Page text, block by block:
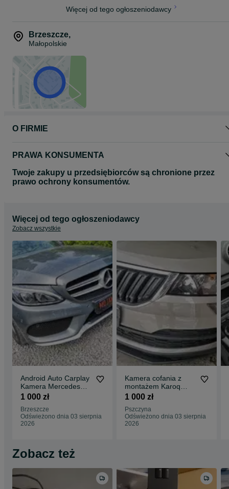
Więcej od tego ogłoszeniodawcy
Brzeszcze,
Małopolskie
O FIRMIE
PRAWA KONSUMENTA
Twoje zakupy u przedsiębiorców są chronione przez
prawo ochrony konsumentów.
Więcej od tego ogłoszeniodawcy
Zobacz wszystkie
Android Auto Carplay
Kamera Mercedes
W205 C-klasa na
1 000 zł
Brzeszcze
Odświeżono dnia 03 sierpnia
2026
Kamera cofania z
montażem Karoq
Kodiaq instalator
1 000 zł
Pszczyna
Odświeżono dnia 03 sierpnia
2026
Zobacz też